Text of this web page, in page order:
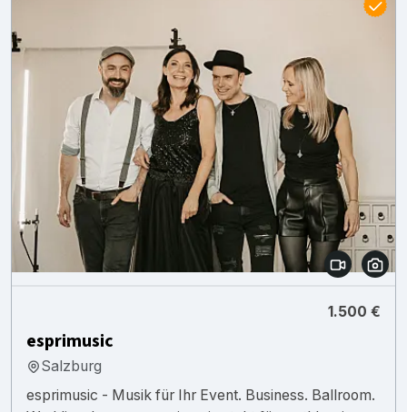
1.500 €
esprimusic
Salzburg
esprimusic - Musik für Ihr Event. Business. Ballroom.